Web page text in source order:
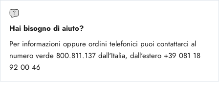
Hai bisogno di aiuto?
Per informazioni oppure ordini telefonici puoi contattarci al
numero verde 800.811.137 dall'Italia, dall'estero +39 081 18
92 00 46